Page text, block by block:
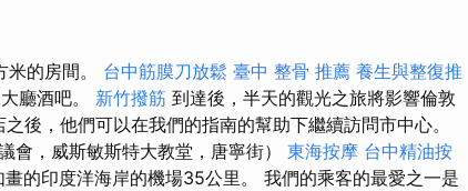
的房間。 台中筋膜刀放鬆 臺中 整骨 推薦 養生與整復推
廳酒吧。 新竹撥筋 到達後，半天的觀光之旅將影響倫敦
之後，他們可以在我們的指南的幫助下繼續訪問市中心。
會，威斯敏斯特大教堂，唐寧街） 東海按摩 台中精油按
的印度洋海岸的機場35公里。 我們的乘客的最愛之一是